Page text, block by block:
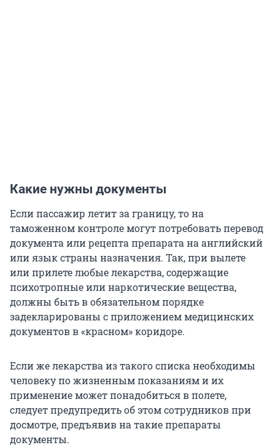
Какие нужны документы
Если пассажир летит за границу, то на
таможенном контроле могут потребовать перевод
документа или рецепта препарата на английский
или язык страны назначения. Так, при вылете
или прилете любые лекарства, содержащие
психотропные или наркотические вещества,
должны быть в обязательном порядке
задекларированы с приложением медицинских
документов в «красном» коридоре.
Если же лекарства из такого списка необходимы
человеку по жизненным показаниям и их
применение может понадобиться в полете,
следует предупредить об этом сотрудников при
досмотре, предъявив на такие препараты
документы.